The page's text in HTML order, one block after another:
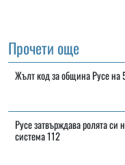
Прочети още
Жълт код за община Русе на
Русе затвърждава ролята си
система 112